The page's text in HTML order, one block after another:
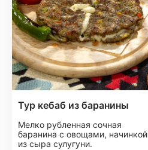
Тур кебаб из баранины
Мелко рубленная сочная
баранина с овощами, начинкой
из сыра сулугуни.